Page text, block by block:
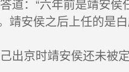
道：“六年前是靖安侯
靖安侯之后上任的是
出京时靖安侯还未被